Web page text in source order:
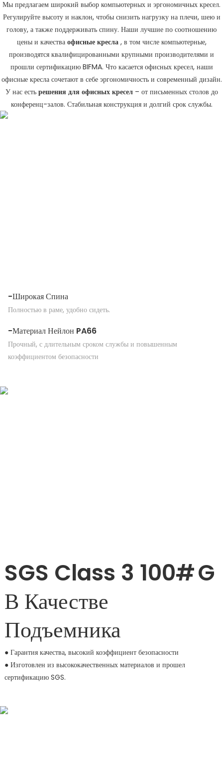
Мы предлагаем широкий выбор компьютерных и эргономичных кресел.
Регулируйте высоту и наклон, чтобы снизить нагрузку на плечи, шею и
голову, а также поддерживать спину. Наши лучшие по соотношению
цены и качества офисные кресла, в том числе компьютерные,
производятся квалифицированными крупными производителями и
прошли сертификацию BIFMA. Что касается офисных кресел, наши
офисные кресла сочетают в себе эргономичность и современный дизайн.
У нас есть решения для офисных кресел– от письменных столов до
конференц-залов. Стабильная конструкция и долгий срок службы.
-Широкая Спина
Полностью в раме, удобно сидеть.
-Материал Нейлон PA66
Прочный, с длительным сроком службы и повышенным
коэффициентом безопасности
SGS Class 3 100#G
В Качестве
Подъемника
● Гарантия качества, высокий коэффициент безопасности
● Изготовлен из высококачественных материалов и прошел
сертификацию SGS.